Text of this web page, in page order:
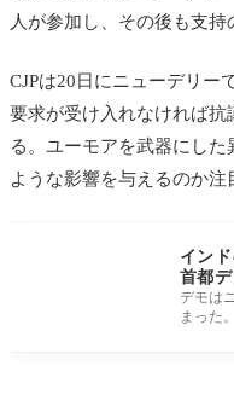
人が参加し、その後も支持
CJPは20日にニューデリー
要求が受け入れなければ
る。ユーモアを武器にし
ような影響を与えるのか注
イン
首都
デモは
まった